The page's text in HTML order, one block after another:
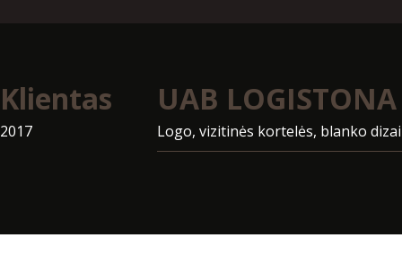
Klientas
2017
UAB LOGISTONA
Logo, vizitinės kortelės, blanko